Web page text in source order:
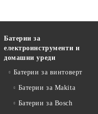
Батерии за
електроинструменти и
домашни уреди
Батерии за винтоверт
Батерии за Makita
Батерии за Bosch